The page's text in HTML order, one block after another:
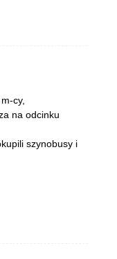
cy,
na odcinku
szynobusy i